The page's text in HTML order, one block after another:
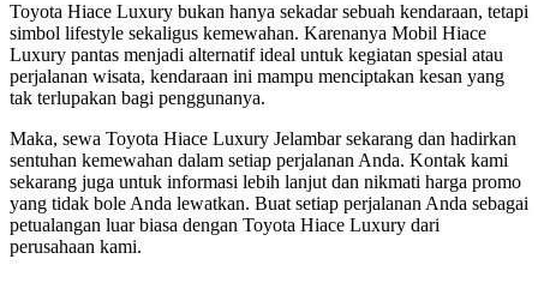
Toyota Hiace Luxury bukan hanya sekadar sebuah kendaraan, tetapi
simbol lifestyle sekaligus kemewahan. Karenanya Mobil Hiace
Luxury pantas menjadi alternatif ideal untuk kegiatan spesial atau
perjalanan wisata, kendaraan ini mampu menciptakan kesan yang
tak terlupakan bagi penggunanya.
Maka, sewa Toyota Hiace Luxury Jelambar sekarang dan hadirkan
sentuhan kemewahan dalam setiap perjalanan Anda. Kontak kami
sekarang juga untuk informasi lebih lanjut dan nikmati harga promo
yang tidak bole Anda lewatkan. Buat setiap perjalanan Anda sebagai
petualangan luar biasa dengan Toyota Hiace Luxury dari
perusahaan kami.